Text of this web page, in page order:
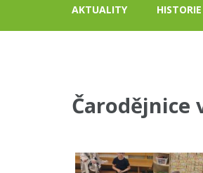
AKTUALITY
Čarodějnice